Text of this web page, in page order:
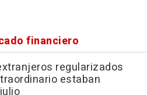
financiero
regularizados
estaban